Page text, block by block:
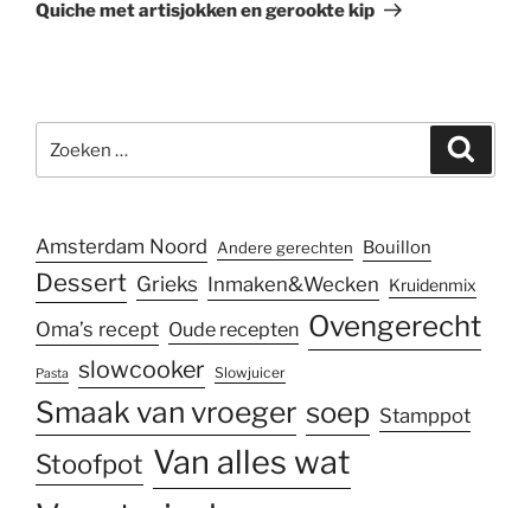
Quiche met artisjokken en gerookte kip
naar:
Amsterdam Noord Andere gerechten Bouillon
Dessert Grieks Inmaken&Wecken Kruidenmix
Oma’s recept Oude recepten Ovengerecht
Pasta slowcooker Slowjuicer
Smaak van vroeger soep Stamppot
Stoofpot Van alles wat